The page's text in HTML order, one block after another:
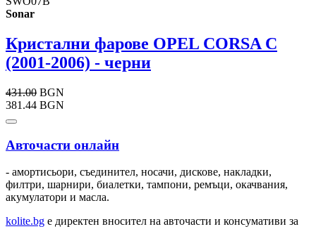
Sonar
Кристални фарове OPEL CORSA C
(2001-2006) - черни
431.00 BGN
381.44 BGN
Авточасти онлайн
- амортисьори, съединител, носачи, дискове, накладки,
филтри, шарнири, биалетки, тампони, ремъци, окачвания,
акумулатори и масла.
kolite.bg e директен вносител на авточасти и консумативи за